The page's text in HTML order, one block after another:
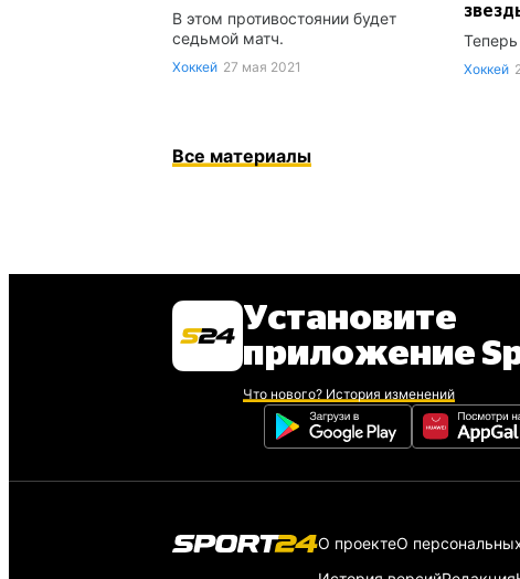
В этом противостоянии будет
седьмой матч.
Хоккей 27 мая 2021 Хоккей
Все материалы
Установите
приложение
Что нового? История изменений
О проектеО